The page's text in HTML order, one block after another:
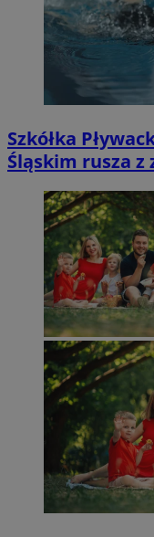
Szkółka
Śląskim rusza z